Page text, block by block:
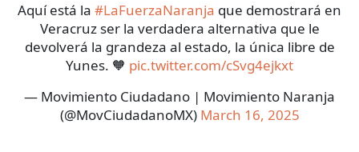
Aquí está la #LaFuerzaNaranja que demostrará en
Veracruz ser la verdadera alternativa que le
devolverá la grandeza al estado, la única libre de
Yunes. 🧡 pic.twitter.com/cSvg4ejkxt
— Movimiento Ciudadano | Movimiento Naranja
(@MovCiudadanoMX) March 16, 2025